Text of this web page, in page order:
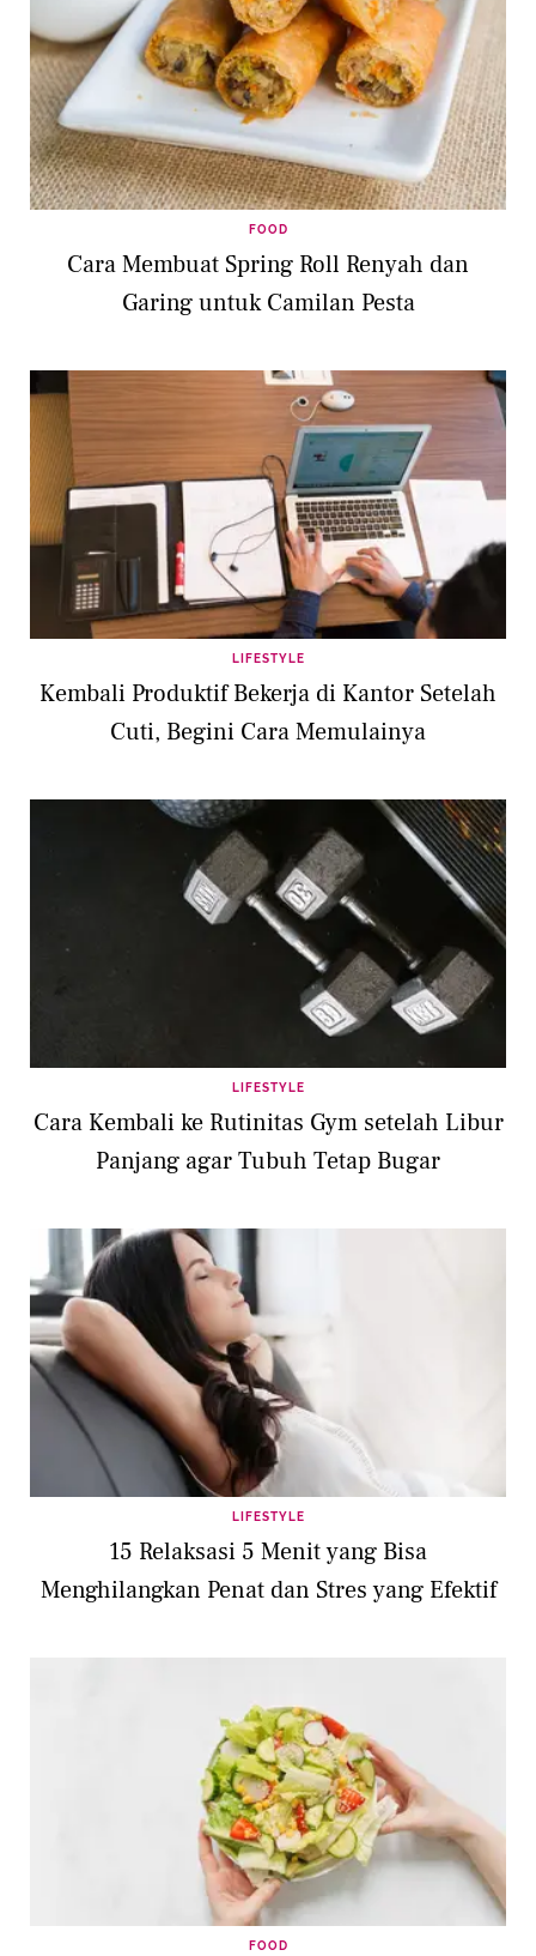
FOOD
Cara Membuat Spring Roll Renyah dan
Garing untuk Camilan Pesta
LIFESTYLE
Kembali Produktif Bekerja di Kantor Setelah
Cuti, Begini Cara Memulainya
LIFESTYLE
Cara Kembali ke Rutinitas Gym setelah Libur
Panjang agar Tubuh Tetap Bugar
LIFESTYLE
15 Relaksasi 5 Menit yang Bisa
Menghilangkan Penat dan Stres yang Efektif
FOOD